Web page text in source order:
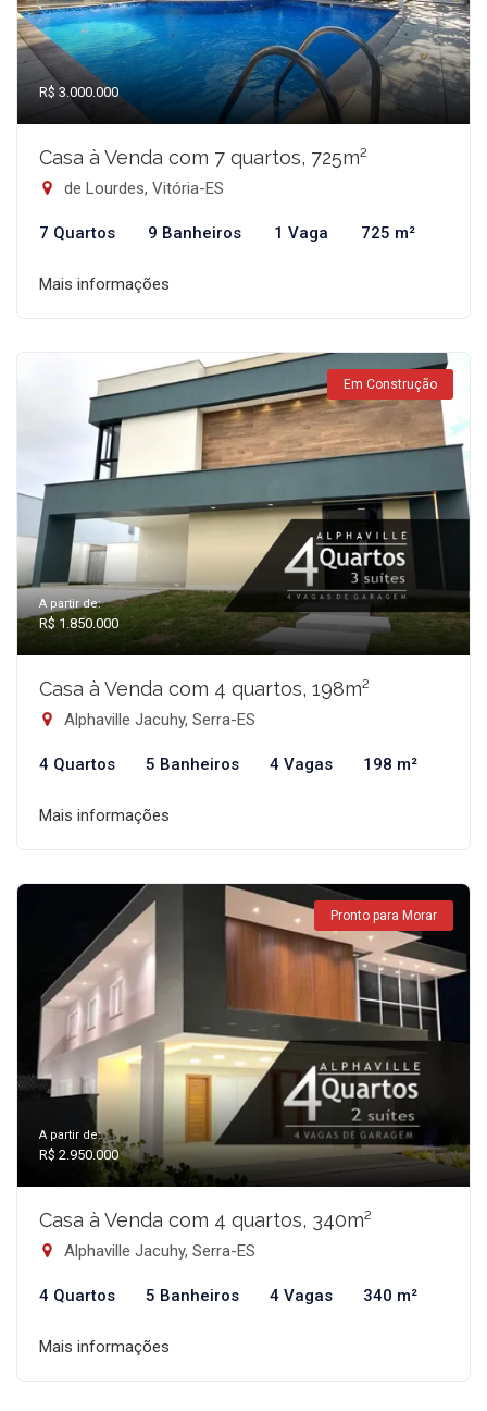
R$ 3.000.000
Casa à Venda com 7 quartos, 725m²
de Lourdes, Vitória-ES
7 Quartos 9 Banheiros 1 Vaga 725 m²
Mais informações
Em Construção
A partir de:
R$ 1.850.000
Casa à Venda com 4 quartos, 198m²
Alphaville Jacuhy, Serra-ES
4 Quartos 5 Banheiros 4 Vagas 198 m²
Mais informações
Pronto para Morar
A partir de:
R$ 2.950.000
Casa à Venda com 4 quartos, 340m²
Alphaville Jacuhy, Serra-ES
4 Quartos 5 Banheiros 4 Vagas 340 m²
Mais informações